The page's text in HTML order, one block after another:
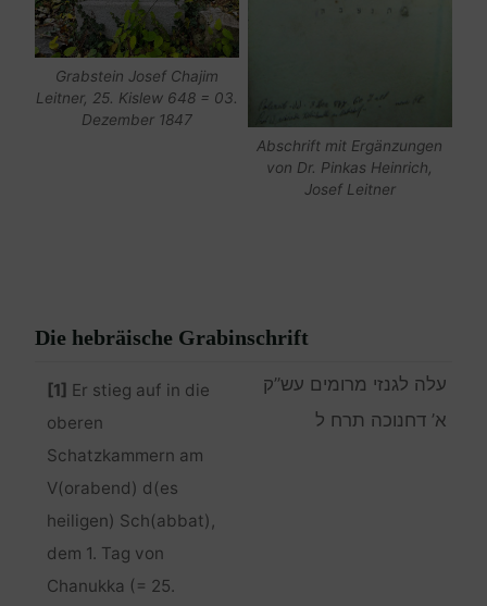
Grabstein Josef Chajim
Leitner, 25. Kislew 648 = 03.
Dezember 1847
Abschrift mit Ergänzungen
von Dr. Pinkas Heinrich,
Josef Leitner
Die hebräische Grabinschrift
[1] Er stieg auf in die
oberen
Schatzkammern am
V(orabend) d(es
heiligen) Sch(abbat),
dem 1. Tag von
Chanukka (= 25.
עלה לגנזי מרומים עש”ק
א’ דחנוכה תרח ל